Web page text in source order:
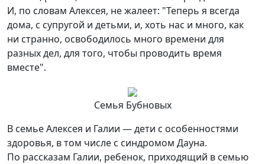
И, по словам Алексея, не жалеет: "Теперь я всегда
дома, с супругой и детьми, и, хоть нас и много, как
ни странно, освободилось много времени для
разных дел, для того, чтобы проводить время
вместе".
Семья Бубновых
В семье Алексея и Галии — дети с особенностями
здоровья, в том числе с синдромом Дауна.
По рассказам Галии, ребенок, приходящий в семью